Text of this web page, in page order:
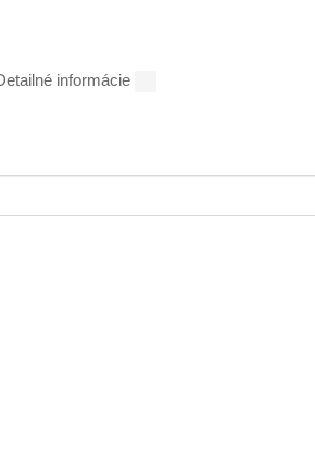
informácie